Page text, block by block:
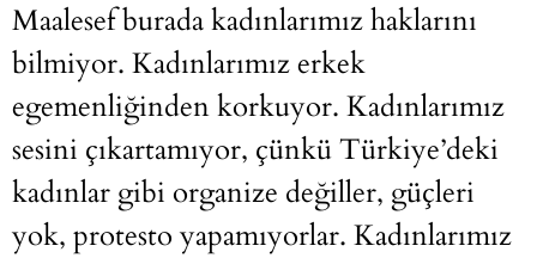
Maalesef burada kadınlarımız haklarını
bilmiyor. Kadınlarımız erkek
egemenliğinden korkuyor. Kadınlarımız
sesini çıkartamıyor, çünkü Türkiye’deki
kadınlar gibi organize değiller, güçleri
yok, protesto yapamıyorlar. Kadınlarımız